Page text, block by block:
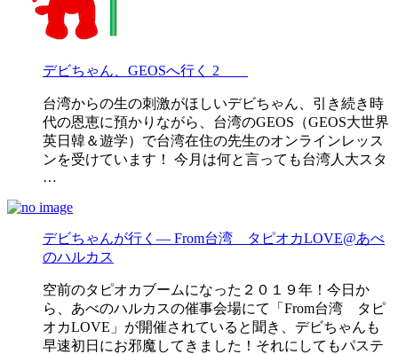
デビちゃん、GEOSへ行く 2
台湾からの生の刺激がほしいデビちゃん、引き続き時
代の恩恵に預かりながら、台湾のGEOS（GEOS大世界
英日韓＆遊学）で台湾在住の先生のオンラインレッス
ンを受けています！ 今月は何と言っても台湾人大スタ
…
デビちゃんが行く— From台湾 タピオカLOVE@あべ
のハルカス
空前のタピオカブームになった２０１９年！今日か
ら、あべのハルカスの催事会場にて「From台湾 タピ
オカLOVE」が開催されていると聞き、デビちゃんも
早速初日にお邪魔してきました！それにしてもパステ